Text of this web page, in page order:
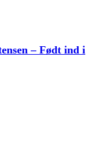
– Født ind i